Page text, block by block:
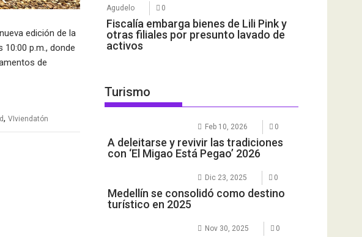
edición de la
p.m., donde
de
, VIviendatón
Agudelo
0
Fiscalía embarga bienes de Lili Pink y
otras filiales por presunto lavado de
activos
Turismo
Feb 10, 2026 0
A deleitarse y revivir las tradiciones
con ‘El Migao Está Pegao’ 2026
Dic 23, 2025 0
Medellín se consolidó como destino
turístico en 2025
Nov 30, 2025 0